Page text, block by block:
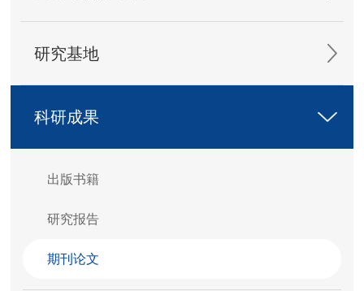
研究基地
科研成果
出版书籍
研究报告
期刊论文